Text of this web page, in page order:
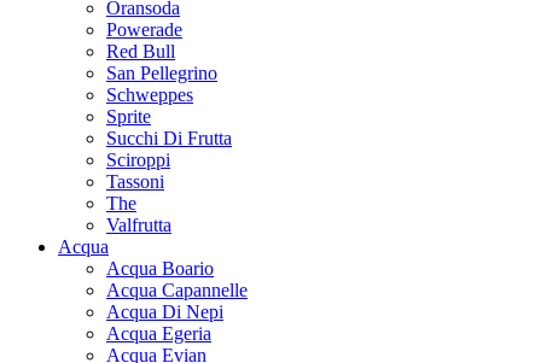
Oransoda
Powerade
Red Bull
San Pellegrino
Schweppes
Sprite
Succhi Di Frutta
Sciroppi
Tassoni
The
Valfrutta
Acqua
Acqua Boario
Acqua Capannelle
Acqua Di Nepi
Acqua Egeria
Acqua Evian